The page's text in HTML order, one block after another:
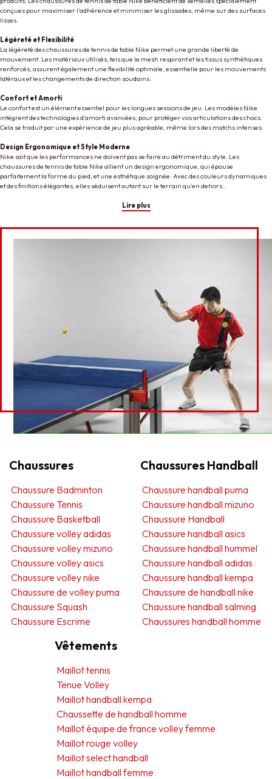
conçues pour maximiser l’adhérence et minimiser les glissades, même sur des surfaces
lisses.
Légèreté et Flexibilité
La légèreté des chaussures de tennis de table Nike permet une grande liberté de
mouvement. Les matériaux utilisés, tels que le mesh respirant et les tissus synthétiques
renforcés, assurent également une flexibilité optimale, essentielle pour les mouvements
latéraux et les changements de direction soudains.
Confort et Amorti
Le confort est un élément essentiel pour les longues sessions de jeu. Les modèles Nike
intègrent des technologies d’amorti avancées, pour protéger vos articulations des chocs.
Cela se traduit par une expérience de jeu plus agréable, même lors des matchs intenses.
Design Ergonomique et Style Moderne
Nike sait que les performances ne doivent pas se faire au détriment du style. Les
chaussures de tennis de table Nike allient un design ergonomique, qui épouse
parfaitement la forme du pied, et une esthétique soignée. Avec des couleurs dynamiques
et des finitions élégantes, elles séduisent autant sur le terrain qu’en dehors..
Lire plus
Chaussures
Chaussure Badminton
Chaussure Tennis
Chaussure Basketball
Chaussure volley adidas
Chaussure volley mizuno
Chaussure volley asics
Chaussure volley nike
Chaussure de volley puma
Chaussure Squash
Chaussure Escrime
Chaussures Handball
Chaussure handball puma
Chaussure handball mizuno
Chaussure Handball
Chaussure handball asics
Chaussure handball hummel
Chaussure handball adidas
Chaussure handball kempa
Chaussure de handball nike
Chaussure handball salming
Chaussures handball homme
Vêtements
Maillot tennis
Tenue Volley
Maillot handball kempa
Chaussette de handball homme
Maillot équipe de france volley femme
Maillot rouge volley
Maillot select handball
Maillot handball femme